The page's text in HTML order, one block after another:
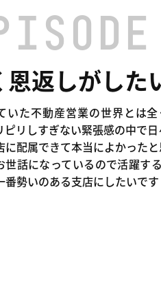
返しがした
いた不動産営業の世界とは
ピリしすぎない緊張感の中で日
に配属できて本当によかったと
世話になっているので活躍す
番勢いのある支店にしたいです